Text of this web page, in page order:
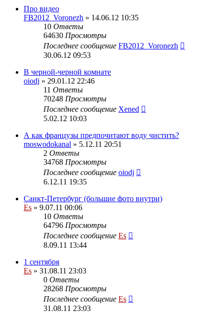
Про видео
FB2012_Voronezh » 14.06.12 10:35
10 Ответы
64630 Просмотры
Последнее сообщение FB2012_Voronezh
30.06.12 09:53
В черной-черной комнате
oiodj » 29.01.12 22:46
11 Ответы
70248 Просмотры
Последнее сообщение Xened
5.02.12 10:03
А как французы предпочитают воду чистить?
moswodokanal » 5.12.11 20:51
2 Ответы
34768 Просмотры
Последнее сообщение oiodj
6.12.11 19:35
Санкт-Петербург (большие фото внутри)
Es » 9.07.11 00:06
10 Ответы
64796 Просмотры
Последнее сообщение Es
8.09.11 13:44
1 сентября
Es » 31.08.11 23:03
0 Ответы
28268 Просмотры
Последнее сообщение Es
31.08.11 23:03